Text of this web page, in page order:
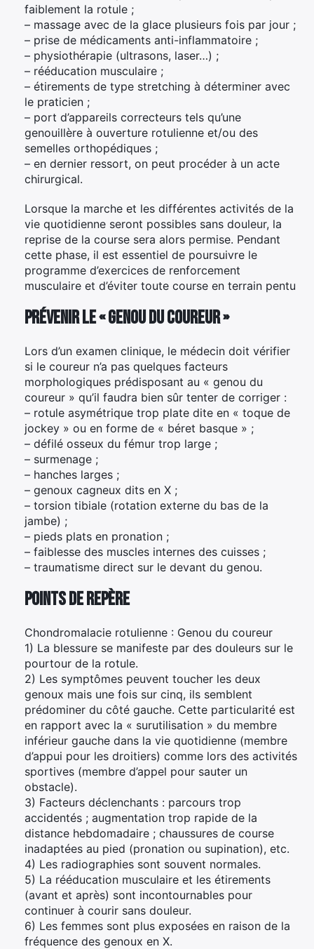
faiblement la rotule ;
– massage avec de la glace plusieurs fois par jour ;
– prise de médicaments anti-inflammatoire ;
– physiothérapie (ultrasons, laser…) ;
– rééducation musculaire ;
– étirements de type stretching à déterminer avec
le praticien ;
– port d’appareils correcteurs tels qu’une
genouillère à ouverture rotulienne et/ou des
semelles orthopédiques ;
– en dernier ressort, on peut procéder à un acte
chirurgical.
Lorsque la marche et les différentes activités de la
vie quotidienne seront possibles sans douleur, la
reprise de la course sera alors permise. Pendant
cette phase, il est essentiel de poursuivre le
programme d’exercices de renforcement
musculaire et d’éviter toute course en terrain pentu
Prévenir le « genou du coureur »
Lors d’un examen clinique, le médecin doit vérifier
si le coureur n’a pas quelques facteurs
morphologiques prédisposant au « genou du
coureur » qu’il faudra bien sûr tenter de corriger :
– rotule asymétrique trop plate dite en « toque de
jockey » ou en forme de « béret basque » ;
– défilé osseux du fémur trop large ;
– surmenage ;
– hanches larges ;
– genoux cagneux dits en X ;
– torsion tibiale (rotation externe du bas de la
jambe) ;
– pieds plats en pronation ;
– faiblesse des muscles internes des cuisses ;
– traumatisme direct sur le devant du genou.
POINTS DE REPÈRE
Chondromalacie rotulienne : Genou du coureur
1) La blessure se manifeste par des douleurs sur le
pourtour de la rotule.
2) Les symptômes peuvent toucher les deux
genoux mais une fois sur cinq, ils semblent
prédominer du côté gauche. Cette particularité est
en rapport avec la « surutilisation » du membre
inférieur gauche dans la vie quotidienne (membre
d’appui pour les droitiers) comme lors des activités
sportives (membre d’appel pour sauter un
obstacle).
3) Facteurs déclenchants : parcours trop
accidentés ; augmentation trop rapide de la
distance hebdomadaire ; chaussures de course
inadaptées au pied (pronation ou supination), etc.
4) Les radiographies sont souvent normales.
5) La rééducation musculaire et les étirements
(avant et après) sont incontournables pour
continuer à courir sans douleur.
6) Les femmes sont plus exposées en raison de la
fréquence des genoux en X.